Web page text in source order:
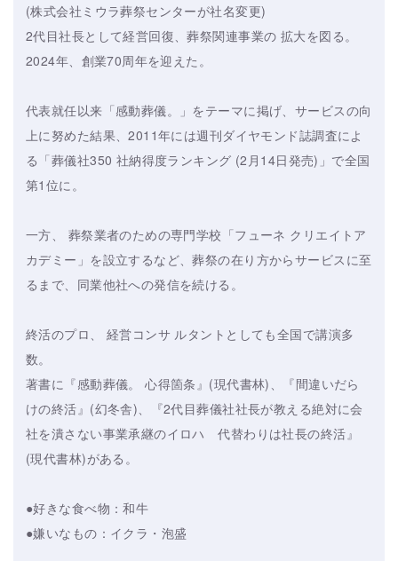
(株式会社ミウラ葬祭センターが社名変更)
2代目社長として経営回復、葬祭関連事業の 拡大を図る。
2024年、創業70周年を迎えた。
代表就任以来「感動葬儀。」をテーマに掲げ、サービスの向
上に努めた結果、2011年には週刊ダイヤモンド誌調査によ
る「葬儀社350 社納得度ランキング (2月14日発売)」で全国
第1位に。
一方、 葬祭業者のための専門学校「フューネ クリエイトア
カデミー」を設立するなど、葬祭の在り方からサービスに至
るまで、同業他社への発信を続ける。
終活のプロ、 経営コンサ ルタントとしても全国で講演多
数。
著書に『感動葬儀。 心得箇条』(現代書林)、『間違いだら
けの終活』(幻冬舎)、『2代目葬儀社社長が教える絶対に会
社を潰さない事業承継のイロハ 代替わりは社長の終活』
(現代書林)がある。
●好きな食べ物：和牛
●嫌いなもの：イクラ・泡盛